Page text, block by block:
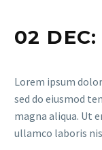
02 DEC:
Lorem ipsum
sed do eiusmod
magna aliqua. Ut
ullamco laboris